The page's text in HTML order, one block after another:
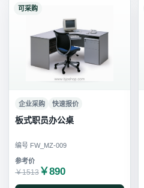
可采购
企业采购 快速报价
板式职员办公桌
编号 FW_MZ-009
￥1513 ￥890